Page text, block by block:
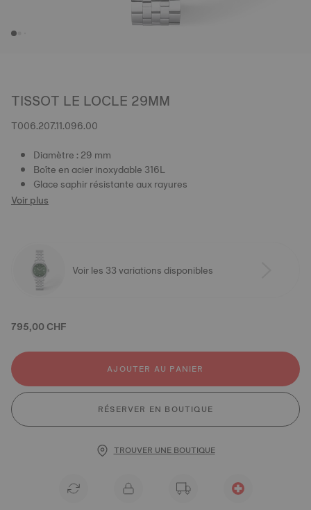
TISSOT LE LOCLE 29MM
T006.207.11.096.00
Diamètre : 29 mm
Boîte en acier inoxydable 316L
Glace saphir résistante aux rayures
Voir plus
Voir les 33 variations disponibles
795,00 CHF
AJOUTER AU PANIER
RÉSERVER EN BOUTIQUE
TROUVER UNE BOUTIQUE